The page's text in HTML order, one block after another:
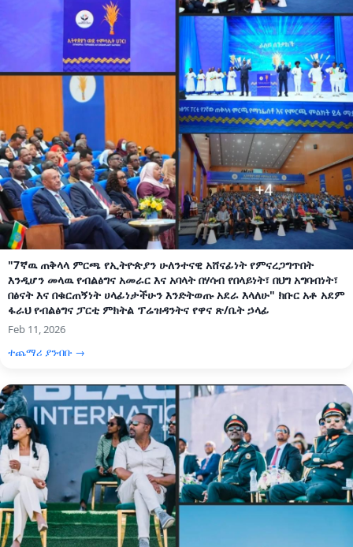
"7ኛዉ ጠቅላላ ምርጫ የኢትዮጵያን ሁለንተናዊ አሸናፊነት የምናረጋግጥበት
እንዲሆን መላዉ የብልፅግና አመራር እና አባላት በሃሳብ የበላይነት፣ በህግ አግባብነት፣
በፅናት እና በቁርጠኝነት ሀላፊነታችሁን እንድትወጡ አደራ እላለሁ" ክቡር አቶ አደም
ፋራህ የብልፅግና ፓርቲ ምክትል ፕሬዝዳንትና የዋና ጽ/ቤት ኃላፊ
Feb 11, 2026
ተጨማሪ ያንብቡ →